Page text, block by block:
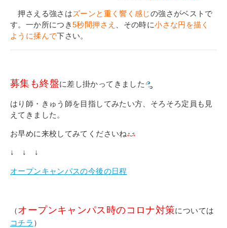
押さえる強さはズーンと重く響く感じの強さがベストで
す。一か所につき5秒間押さえ 、その時に小さな円を描く
ように揉んで下さい。
募集も終盤に差し掛かってきました
はり師・きゅう師を目指してみたい方、そろそろ定員も見
えてきました。
お早めに来校してみてくださいね
↓ ↓ ↓
オープンキャンパスの今後の日程
（オープンキャンパス時のコロナ対策については
コチラ ）